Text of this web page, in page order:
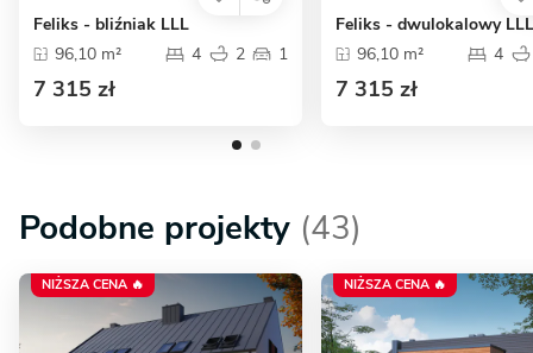
Feliks - bliźniak LLL
96,10 m²
4 2 1
7 315 zł
Feliks - dwulokalowy LLL
96,10 m²
4
7 315 zł
Podobne projekty (43)
NIŻSZA CENA 🔥 NIŻSZA CENA 🔥